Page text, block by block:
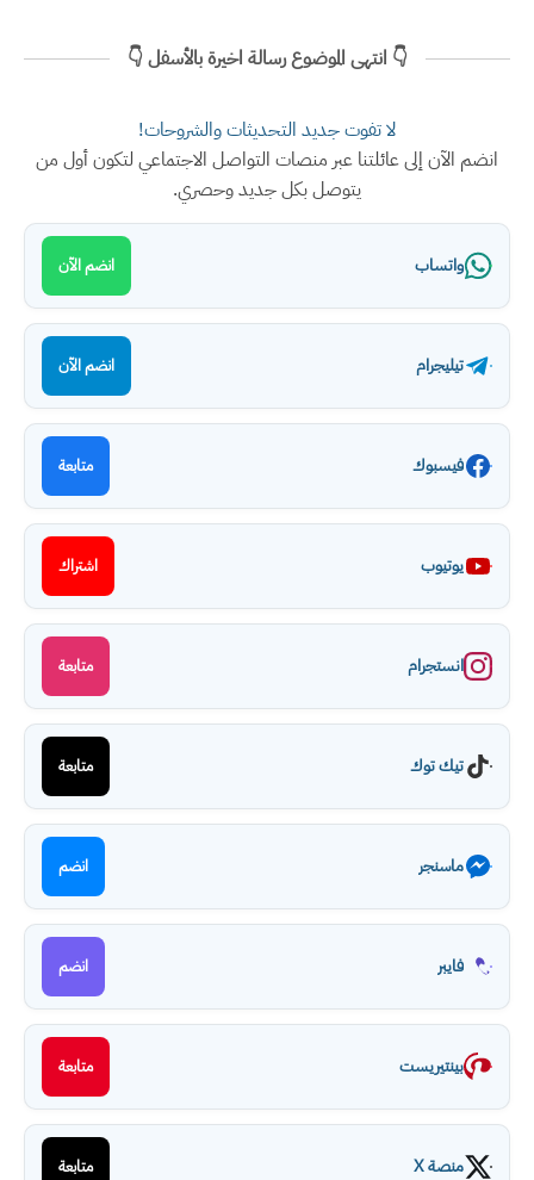
👇 انتهى الموضوع رسالة اخيرة بالأسفل 👇
لا تفوت جديد التحديثات والشروحات!
انضم الآن إلى عائلتنا عبر منصات التواصل الاجتماعي لتكون أول من
يتوصل بكل جديد وحصري.
واتساب انضم الآن
تيليجرام انضم الآن
فيسبوك متابعة
يوتيوب اشتراك
انستجرام متابعة
تيك توك متابعة
ماسنجر انضم
فايبر انضم
بينتيريست متابعة
منصة X متابعة